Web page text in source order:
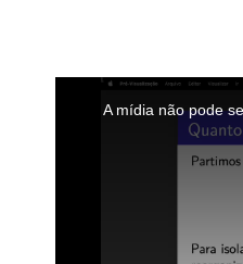
A mídia não pode